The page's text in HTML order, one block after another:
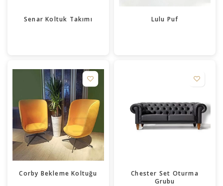
Senar Koltuk Takımı Lulu Puf
Corby Bekleme Koltuğu
Chester Set Oturma
Grubu